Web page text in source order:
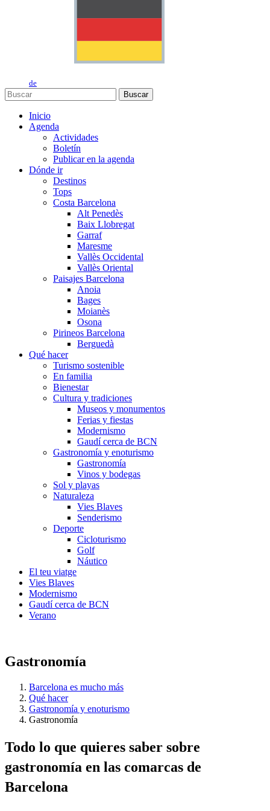
de
Buscar
Inicio
Agenda
Actividades
Boletín
Publicar en la agenda
Dónde ir
Destinos
Tops
Costa Barcelona
Alt Penedès
Baix Llobregat
Garraf
Maresme
Vallès Occidental
Vallès Oriental
Paisajes Barcelona
Anoia
Bages
Moianès
Osona
Pirineos Barcelona
Berguedà
Qué hacer
Turismo sostenible
En familia
Bienestar
Cultura y tradiciones
Museos y monumentos
Ferias y fiestas
Modernismo
Gaudí cerca de BCN
Gastronomía y enoturismo
Gastronomía
Vinos y bodegas
Sol y playas
Naturaleza
Vies Blaves
Senderismo
Deporte
Cicloturismo
Golf
Náutico
El teu viatge
Vies Blaves
Modernismo
Gaudí cerca de BCN
Verano
Gastronomía
Barcelona es mucho más
Qué hacer
Gastronomía y enoturismo
Gastronomía
Todo lo que quieres saber sobre
gastronomía en las comarcas de
Barcelona